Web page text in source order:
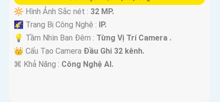
🔆 Hình Ảnh Sắc nét : 32 MP.
🌠 Trang Bị Công Nghệ :
IP.
💡 Tầm Nhìn Ban Đêm : Từng Vị Trí Camera .
👑 Cấu Tạo Camera Đầu Ghi 32 kênh.
️⌘ Khả Năng : Công Nghệ AI.